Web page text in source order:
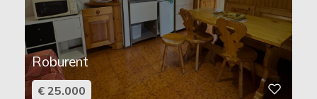
Roburent
€ 25.000